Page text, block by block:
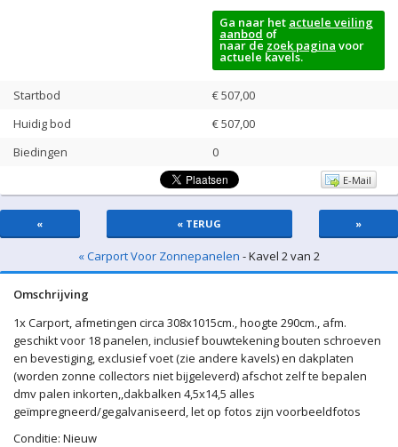
Ga naar het actuele veiling
aanbod of
naar de zoek pagina voor
actuele kavels.
Startbod
€ 507,00
Huidig bod
€507,00
Biedingen
0
E-Mail
« « TERUG »
« Carport Voor Zonnepanelen - Kavel 2 van 2
Omschrijving
1x Carport, afmetingen circa 308x1015cm., hoogte 290cm., afm.
geschikt voor 18 panelen, inclusief bouwtekening bouten schroeven
en bevestiging, exclusief voet (zie andere kavels) en dakplaten
(worden zonne collectors niet bijgeleverd) afschot zelf te bepalen
dmv palen inkorten,,dakbalken 4,5x14,5 alles
geïmpregneerd/gegalvaniseerd, let op fotos zijn voorbeeldfotos
Conditie: Nieuw